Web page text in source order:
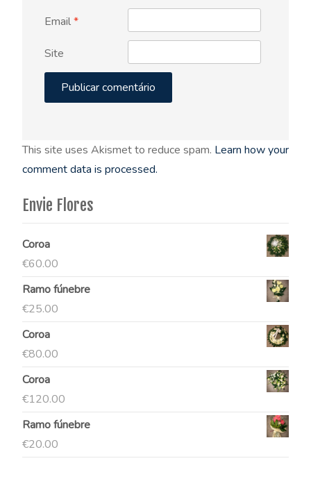
Email*
Site
This site uses Akismet to reduce spam. Learn how your
comment data is processed.
Envie Flores
Coroa
€60.00
Ramo fúnebre
€25.00
Coroa
€80.00
Coroa
€120.00
Ramo fúnebre
€20.00